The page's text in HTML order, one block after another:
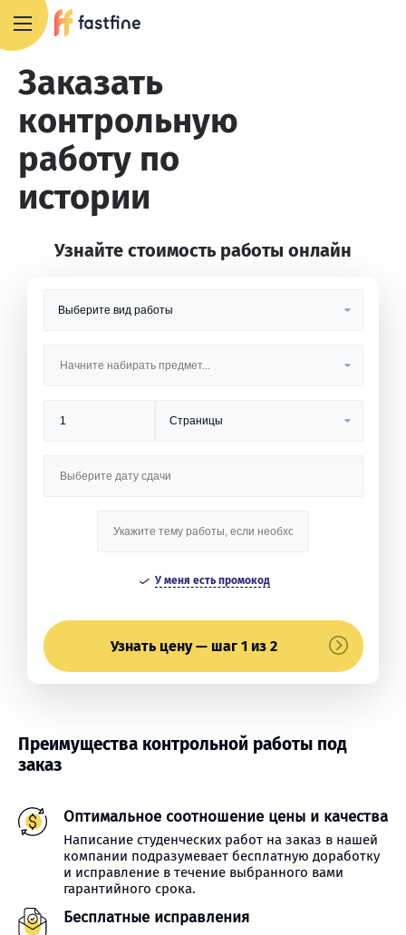
Заказать
контрольную
работу по
истории
Узнайте стоимость работы онлайн
У меня есть промокод
Узнать цену — шаг 1 из 2
Преимущества контрольной работы под
заказ
Оптимальное соотношение цены и качества
Написание студенческих работ на заказ в нашей
компании подразумевает бесплатную доработку
и исправление в течение выбранного вами
гарантийного срока.
Бесплатные исправления